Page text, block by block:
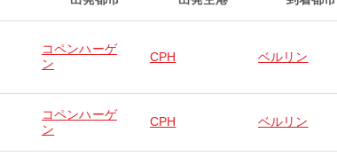
コペンハーゲ
ン
CPH ベルリン
コペンハーゲ
ン
CPH ベルリン